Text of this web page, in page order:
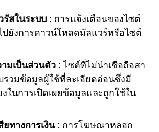
รัสในระบบ : การแจ้งเตือนของไซต์
ปยังการดาวน์โหลดมัลแวร์หรือไซต์
มเป็นส่วนตัว : ไซต์ที่ไม่น่าเชื่อถือสา
รวมข้อมูลผู้ใช้ที่ละเอียดอ่อนซึ่งมี
งในการเปิดเผยข้อมูลและถูกใช้ใน
ยทางการเงิน: การโฆษณาหลอก